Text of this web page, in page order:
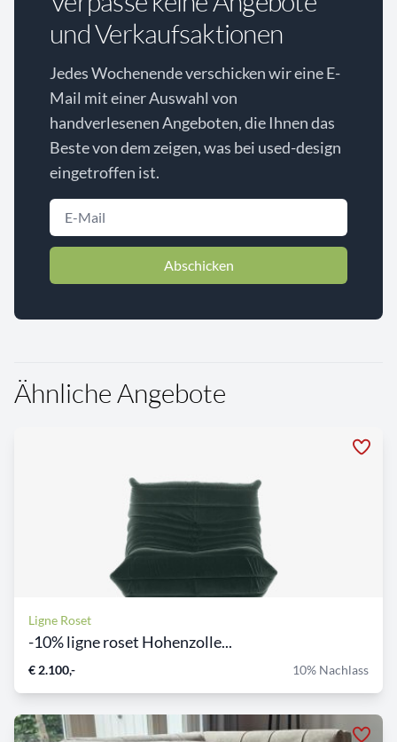
und Verkaufsaktionen
Jedes Wochenende verschicken wir eine E-
Mail mit einer Auswahl von
handverlesenen Angeboten, die Ihnen das
Beste von dem zeigen, was bei used-design
eingetroffen ist.
Abschicken
Ähnliche Angebote
Ligne Roset
-10% ligne roset Hohenzolle...
€ 2.100,- 10% Nachlass